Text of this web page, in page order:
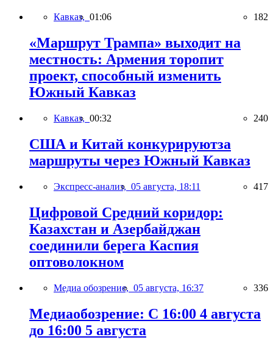
Кавказ, 01:06 182
«Маршрут Трампа» выходит на
местность: Армения торопит
проект, способный изменить
Южный Кавказ
Кавказ, 00:32 240
США и Китай конкурируютза
маршруты через Южный Кавказ
Экспресс-анализ, 05 августа, 18:11 417
Цифровой Средний коридор:
Казахстан и Азербайджан
соединили берега Каспия
оптоволокном
Медиа обозрение, 05 августа, 16:37 336
Медиаобозрение: С 16:00 4 августа
до 16:00 5 августа